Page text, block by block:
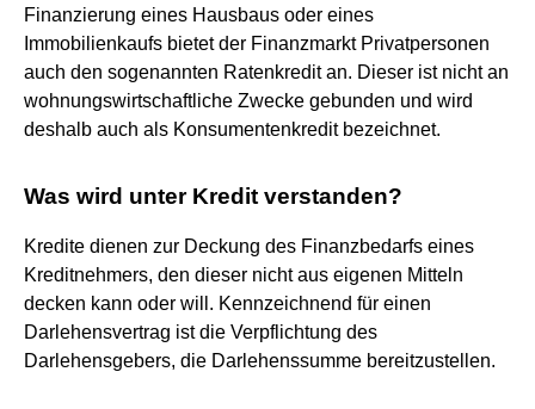
Finanzierung eines Hausbaus oder eines
Immobilienkaufs bietet der Finanzmarkt Privatpersonen
auch den sogenannten Ratenkredit an. Dieser ist nicht an
wohnungswirtschaftliche Zwecke gebunden und wird
deshalb auch als Konsumentenkredit bezeichnet.
Was wird unter Kredit verstanden?
Kredite dienen zur Deckung des Finanzbedarfs eines
Kreditnehmers, den dieser nicht aus eigenen Mitteln
decken kann oder will. Kennzeichnend für einen
Darlehensvertrag ist die Verpflichtung des
Darlehensgebers, die Darlehenssumme bereitzustellen.